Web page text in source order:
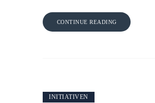
CONTINUE READING
INITIATIVEN